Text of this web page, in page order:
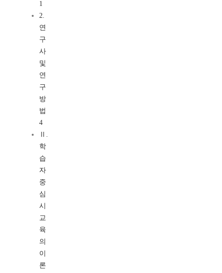
1
2.
연
구
사
및
연
구
방
법
4
Ⅱ.
학
습
자
중
심
시
교
육
의
이
론